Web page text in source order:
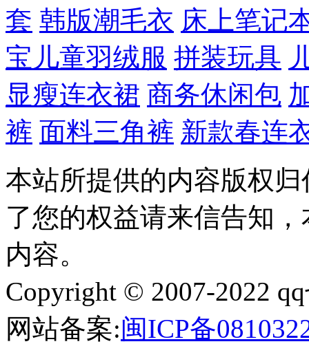
套 韩版潮毛衣 床上笔记
宝儿童羽绒服 拼装玩具
显瘦连衣裙 商务休闲包
裤 面料三角裤 新款春连
本站所提供的内容版权
了您的权益请来信告知
内容。
Copyright © 2007-2022
网站备案:闽ICP备